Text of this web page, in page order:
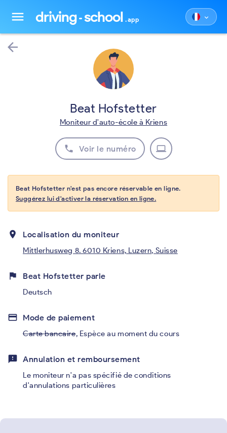
menu driving school .app keyboard_arrow_down
arrow_back
Beat Hofstetter
Moniteur d'auto-école à Kriens
phone Voir le numéro laptop
Beat Hofstetter n'est pas encore réservable en ligne.
Suggérez lui d'activer la réservation en ligne.
place Localisation du moniteur
Mittlerhusweg 8. 6010 Kriens, Luzern, Suisse
flag Beat Hofstetter parle
Deutsch
credit_card Mode de paiement
Carte bancaire, Espèce au moment du cours
feedback Annulation et remboursement
Le moniteur n'a pas spécifié de conditions
d'annulations particulières